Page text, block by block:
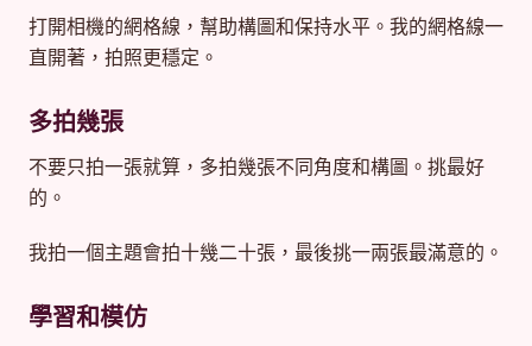
打開相機的網格線，幫助構圖和保持水平。我的網格線一
直開著，拍照更穩定。
多拍幾張
不要只拍一張就算，多拍幾張不同角度和構圖。挑最好
的。
我拍一個主題會拍十幾二十張，最後挑一兩張最滿意的。
學習和模仿